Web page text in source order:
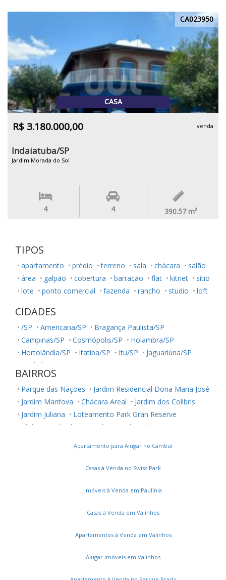
CA023950
CASA
R$ 3.180.000,00 venda
Indaiatuba/SP
Jardim Morada do Sol
4 4 390.57 m²
TIPOS
apartamento prédio terreno sala chácara
salão
área
galpão cobertura barracão flat kitnet
sítio
lote
ponto comercial fazenda rancho studio loft
CIDADES
/SP Americana/SP
Bragança Paulista/SP
Campinas/SP
Cosmópolis/SP
Holambra/SP
Hortolândia/SP
Itatiba/SP Itu/SP
Jaguariúna/SP
Jundiaí/SP
Morungaba/SP
Paulínia/SP
Salto/SP
Santa Bárbara D'Oeste/SP
Serra Negra/SP
Sorocaba/SP
Sumaré/SP
Ubatuba/SP
Valinhos/SP
Vinhedo/SP
BAIRROS
Parque das Nações
Jardim Residencial Dona Maria José
Jardim Mantova
Chácara Areal
Jardim dos Colibris
Jardim Juliana
Loteamento Park Gran Reserve
Chácara Belvedere
Jardim Residencial Nova Veneza
Residencial Milano
Jardim Belo Horizonte
Jardins do Império
Jardim Vila Paradiso
Jardim Regente
Vila Ytu
Parque Residencial Indaiá
Loteamento Green View Village
Parque Residencial Sabiás
Parque São Lourenço
Apartamento para Alugar no Cambuí
Casas à Venda no Swiss Park
Imóveis à Venda em Paulínia
Casas à Venda em Valinhos
Apartamentos à Venda em Valinhos
Alugar imóveis em Valinhos